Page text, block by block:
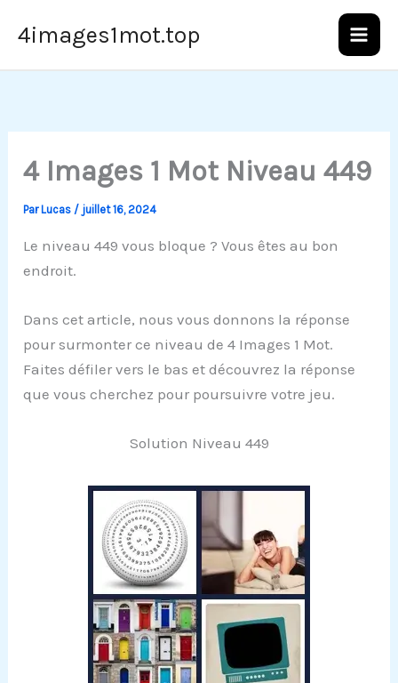
4images1mot.top
4 Images 1 Mot Niveau 449
ParLucas / juillet 16, 2024
Le niveau 449 vous bloque ? Vous êtes au bon
endroit.
Dans cet article, nous vous donnons la réponse
pour surmonter ce niveau de 4 Images 1 Mot.
Faites défiler vers le bas et découvrez la réponse
que vous cherchez pour poursuivre votre jeu.
Solution Niveau 449